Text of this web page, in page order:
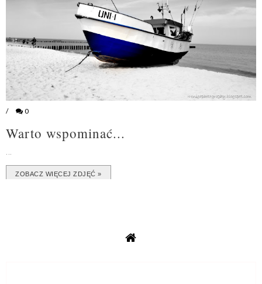
/ 0
Warto wspominać...
ZOBACZ WIĘCEJ ZDJĘĆ »